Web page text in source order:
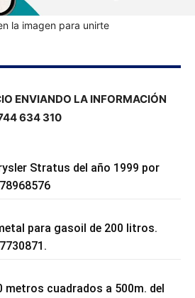
la imagen para unirte
ENVIANDO LA INFORMACIÓN
634 310
Stratus del año 1999 por
para gasoil de 200 litros.
metros cuadrados a 500m. del